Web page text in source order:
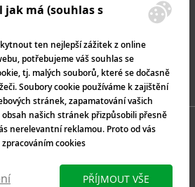
jak má (souhlas s
ten nejlepší zážitek z online
potřebujeme váš souhlas se
tj. malých souborů, které se dočasně
Soubory cookie používáme k zajištění
stránek, zapamatování vašich
obsah našich stránek přizpůsobili přesně
nerelevantní reklamou. Proto od vás
cookies
PŘÍJMOUT VŠE